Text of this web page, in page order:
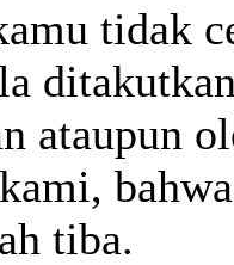
tidak
ataupun
tiba.